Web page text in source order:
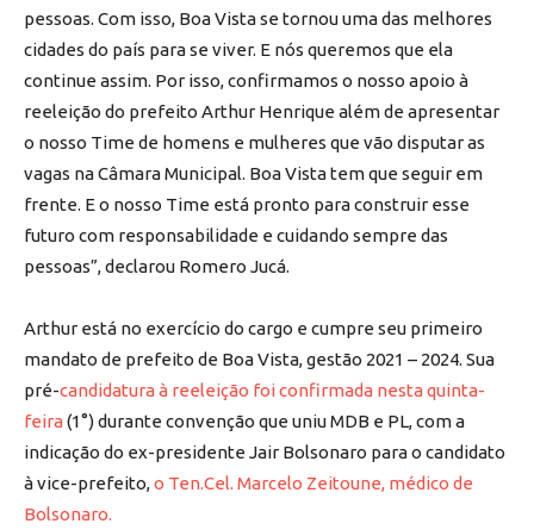
pessoas. Com isso, Boa Vista se tornou uma das melhores
cidades do país para se viver. E nós queremos que ela
continue assim. Por isso, confirmamos o nosso apoio à
reeleição do prefeito Arthur Henrique além de apresentar
o nosso Time de homens e mulheres que vão disputar as
vagas na Câmara Municipal. Boa Vista tem que seguir em
frente. E o nosso Time está pronto para construir esse
futuro com responsabilidade e cuidando sempre das
pessoas”, declarou Romero Jucá.
Arthur está no exercício do cargo e cumpre seu primeiro
mandato de prefeito de Boa Vista, gestão 2021 – 2024. Sua
pré-candidatura à reeleição foi confirmada nesta quinta-
feira (1°) durante convenção que uniu MDB e PL, com a
indicação do ex-presidente Jair Bolsonaro para o candidato
à vice-prefeito,o Ten.Cel. Marcelo Zeitoune, médico de
Bolsonaro.